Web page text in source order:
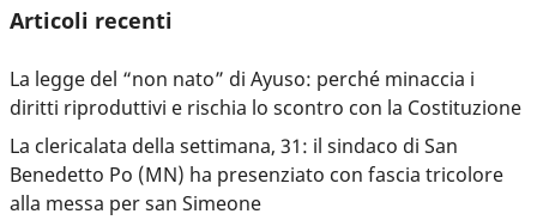
Articoli recenti
La legge del “non nato” di Ayuso: perché minaccia i
diritti riproduttivi e rischia lo scontro con la Costituzione
La clericalata della settimana, 31: il sindaco di San
Benedetto Po (MN) ha presenziato con fascia tricolore
alla messa per san Simeone